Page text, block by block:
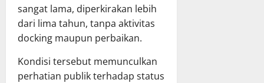
sangat lama, diperkirakan lebih
dari lima tahun, tanpa aktivitas
docking maupun perbaikan.
Kondisi tersebut memunculkan
perhatian publik terhadap status